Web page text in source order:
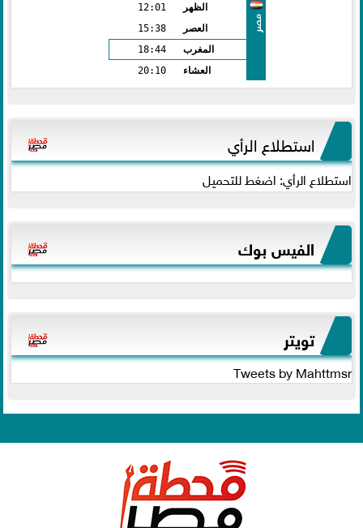
مصر
الظهر
12:01
العصر
15:38
المغرب
18:44
العشاء
20:10
استطلاع الرأي
استطلاع الرأي: اضغط للتحميل
الفيس بوك
تويتر
Tweets by Mahttmsr